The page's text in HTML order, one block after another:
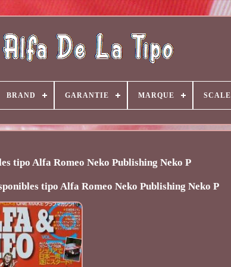
BRAND GARANTIE MARQUE SCALE
tipo Alfa Romeo Neko Publishing Neko P
tipo Alfa Romeo Neko Publishing Neko P